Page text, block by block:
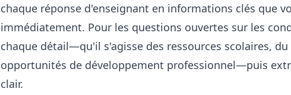
chaque réponse d'enseignant en informations clés que
immédiatement. Pour les questions ouvertes sur les
chaque détail—qu'il s'agisse des ressources scolaires,
opportunités de développement professionnel—puis
clair.